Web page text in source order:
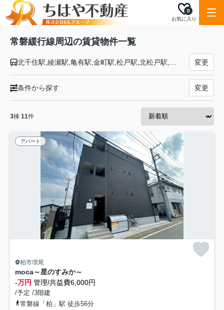
お気に入り
0
常磐緩行線周辺の賃貸物件一覧
変更
条件から探す 変更
3棟 11件
アパート
柏市増尾
moca～星のすみか～
-万円 管理/共益費6,000円
/予定 /3階建
常磐線「柏」駅 徒歩56分